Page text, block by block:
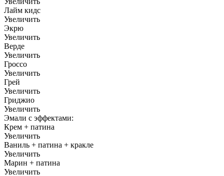
Лайм кидс
Увеличить
Экрю
Увеличить
Верде
Увеличить
Гроссо
Увеличить
Грей
Увеличить
Гриджио
Увеличить
Эмали с эффектами:
Крем + патина
Увеличить
Ваниль + патина + кракле
Увеличить
Марин + патина
Увеличить